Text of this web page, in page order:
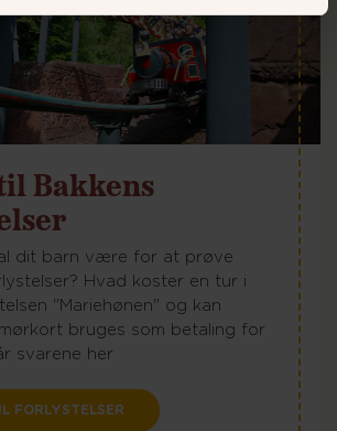
Bakkens
dit barn være for at prøve
Hvad koster en tur i
"Mariehønen" og kan
bruges som betaling for
svarene her
FORLYSTELSER